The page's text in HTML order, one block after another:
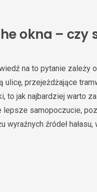
okna – czy
na to pytanie zależy
ulicę, przejeżdżające
to jak najbardziej warto
lepsze samopoczucie,
wyraźnych źródeł